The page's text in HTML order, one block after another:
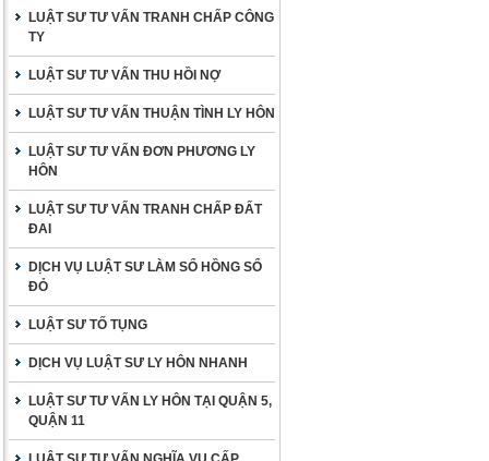
LUẬT SƯ TƯ VẤN TRANH CHẤP CÔNG
TY
LUẬT SƯ TƯ VẤN THU HỒI NỢ
LUẬT SƯ TƯ VẤN THUẬN TÌNH LY HÔN
LUẬT SƯ TƯ VẤN ĐƠN PHƯƠNG LY
HÔN
LUẬT SƯ TƯ VẤN TRANH CHẤP ĐẤT
ĐAI
DỊCH VỤ LUẬT SƯ LÀM SỔ HỒNG SỔ
ĐỎ
LUẬT SƯ TỐ TỤNG
DỊCH VỤ LUẬT SƯ LY HÔN NHANH
LUẬT SƯ TƯ VẤN LY HÔN TẠI QUẬN 5,
QUẬN 11